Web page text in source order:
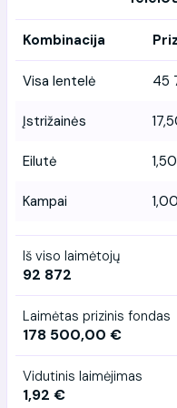
Kombinacija
Visa lentelė 45
Įstrižainės
Eilutė
Kampai
Iš viso laimėtojų
92 872
Laimėtas prizinis fondas
178 500,00 €
Vidutinis laimėjimas
1,92 €